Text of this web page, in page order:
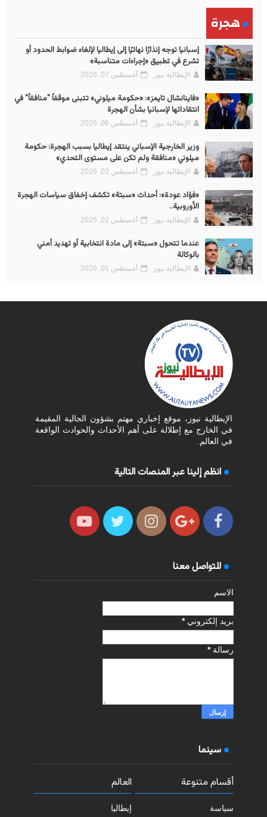
هجرة
إسبانيا توجه إنذارًا نهائيًا إلى إيطاليا لإلغاء ضوابط الحدود أو
تشرع في تطبيق «إجراءات متناسبة»
الإيطالية نيوز أغسطس 07, 2026
«فاينانشال تايمز»: «حكومة ميلوني» تتبنى موقفاً "منافقاً" في
انتقاداتها لإسبانيا بشأن الهجرة
الإيطالية نيوز أغسطس 06, 2026
وزير الخارجية الإسباني ينتقد إيطاليا بسبب الهجرة: حكومة
ميلوني «منافقة ولم تكن على مستوى التحدي»
الإيطالية نيوز أغسطس 03, 2026
«فؤاد عودة»: أحداث «سبتة» تكشف إخفاق سياسات الهجرة
الأوروبية..
الإيطالية نيوز أغسطس 02, 2026
عندما تتحول «سبتة» إلى مادة انتخابية أو تهديد أمني
بالوكالة
الإيطالية نيوز أغسطس 01, 2026
الإيطالية نيوز، موقع إخباري مهتم بشؤون الجالية المقيمة
في الخارج مع إطلالة على أهم الأحداث والحوادث الواقعة
في العالم.
انظم إلينا عبر المنصات التالية
للتواصل معنا
الاسم
بريد إلكتروني*
رسالة*
سينما
أقسام متنوعة
سياسة
العالم
إيطاليا